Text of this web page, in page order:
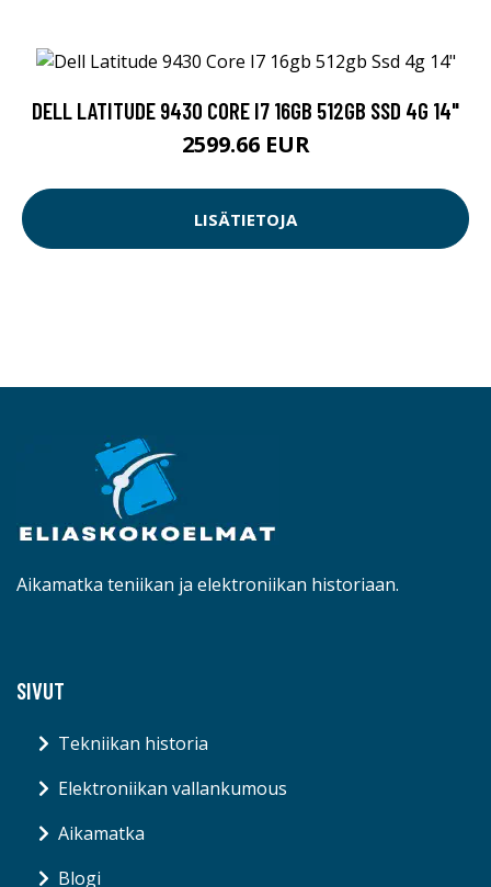
DELL LATITUDE 9430 CORE I7 16GB 512GB SSD 4G 14"
2599.66 EUR
LISÄTIETOJA
Aikamatka teniikan ja elektroniikan historiaan.
SIVUT
Tekniikan historia
Elektroniikan vallankumous
Aikamatka
Blogi